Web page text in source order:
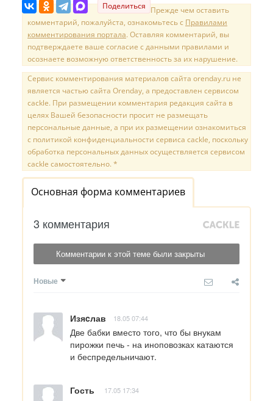
Поделиться Прежде чем оставить
комментарий, пожалуйста, ознакомьтесь с Правилами
комментирования портала. Оставляя комментарий, вы
подтверждаете ваше согласие с данными правилами и
осознаете возможную ответственность за их нарушение.
Сервис комментирования материалов сайта orenday.ru не
является частью сайта Orenday, а предоставлен сервисом
cackle. При размещении комментария редакция сайта в
целях Вашей безопасности просит не размещать
персональные данные, а при их размещении ознакомиться
с политикой конфиденциальности сервиса cackle, поскольку
обработка персональных данных осуществляется сервисом
cackle самостоятельно. *
Основная форма комментариев
3 комментария
Комментарии к этой теме были закрыты
Новые
Изяcлав 18.05 07:44
Две бабки вместо того, что бы внукам
пирожки печь - на иноповозках катаются
и беспредельничают.
Гость 17.05 17:34